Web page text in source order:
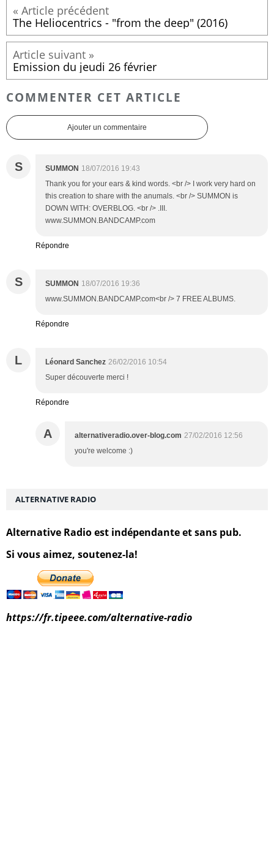
The Heliocentrics - "from the deep" (2016)
Emission du jeudi 26 février
COMMENTER CET ARTICLE
Ajouter un commentaire
S SUMMON 18/07/2016 19:43
Thank you for your ears & kind words. <br /> I work very hard on
this creation to share with the anumals. <br /> SUMMON is
DOWN WITH: OVERBLOG. <br /> .III.
www.SUMMON.BANDCAMP.com
Répondre
S SUMMON 18/07/2016 19:36
www.SUMMON.BANDCAMP.com<br /> 7 FREE ALBUMS.
Répondre
L Léonard Sanchez 26/02/2016 10:54
Super découverte merci !
Répondre
A alternativeradio.over-blog.com 27/02/2016 12:56
you're welcome :)
ALTERNATIVE RADIO
Alternative Radio est indépendante et sans pub.
Si vous aimez, soutenez-la!
https://fr.tipeee.com/alternative-radio